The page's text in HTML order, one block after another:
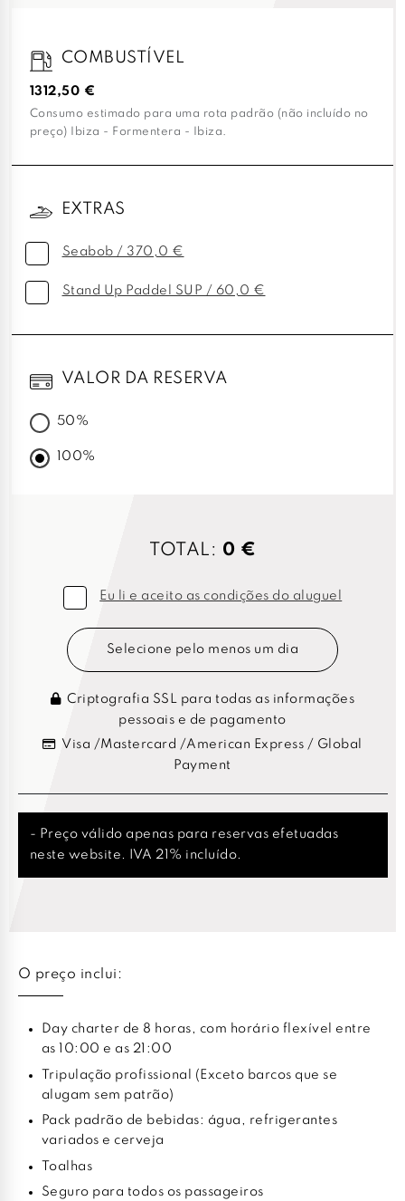
COMBUSTÍVEL
1312,50 €
Consumo estimado para uma rota padrão (não incluído no
preço) Ibiza - Formentera - Ibiza.
EXTRAS
Seabob / 370,0 €
Stand Up Paddel SUP / 60,0 €
VALOR DA RESERVA
50%
100%
TOTAL: 0 €
Eu li e aceito as condições do aluguel
Selecione pelo menos um dia
Criptografia SSL para todas as informações
pessoais e de pagamento
Visa /Mastercard /American Express / Global
Payment
- Preço válido apenas para reservas efetuadas
neste website. IVA 21% incluído.
O preço inclui:
Day charter de 8 horas, com horário flexível entre
as 10:00 e as 21:00
Tripulação profissional (Exceto barcos que se
alugam sem patrão)
Pack padrão de bebidas: água, refrigerantes
variados e cerveja
Toalhas
Seguro para todos os passageiros